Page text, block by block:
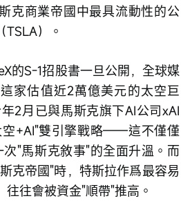
克商業帝國中最具流動性的公
）。
的S-1招股書一旦公開，全球媒
家估值近2萬億美元的太空巨
2月已與馬斯克旗下AI公司xAI
空+AI"雙引擎戰略——這不僅僅
次"馬斯克敘事"的全面升溫。而
克帝國"時，特斯拉作爲最容易
往往會被資金"順帶"推高。